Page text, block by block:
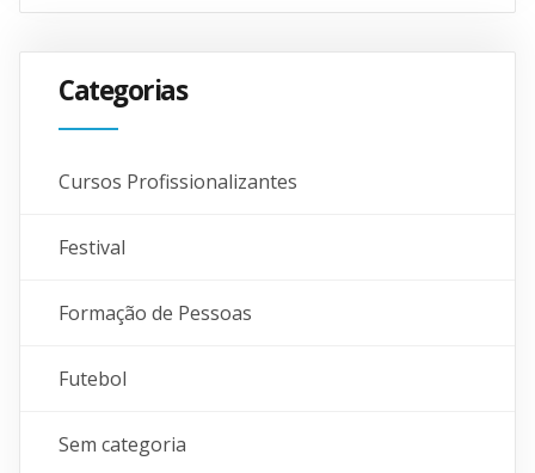
Categorias
Cursos Profissionalizantes
Festival
Formação de Pessoas
Futebol
Sem categoria